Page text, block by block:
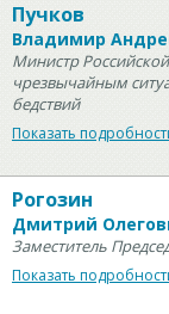
Пучков
Владимир
Министр
чрезвычайным
бедствий
Показать
Рогозин
Дмитрий
Заместитель
Показать